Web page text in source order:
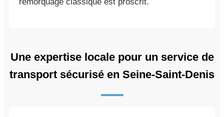
Une expertise locale pour un service de
transport sécurisé en Seine-Saint-Denis